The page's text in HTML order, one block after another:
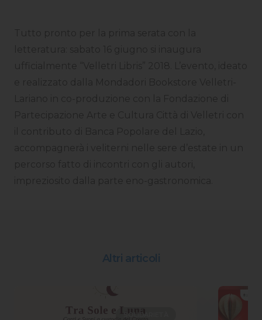
Altri articoli
SOLIDARIETÀ